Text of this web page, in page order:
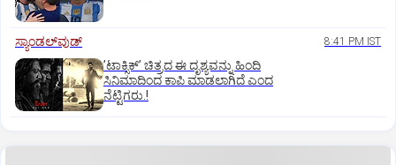
ಸ್ಯಾಂಡಲ್‌ವುಡ್‌ 8:41 PM IST
ʼಟಾಕ್ಸಿಕ್‌ʼ ಚಿತ್ರದ ಈ ದೃಶ್ಯವನ್ನು ಹಿಂದಿ
ಸಿನಿಮಾದಿಂದ ಕಾಪಿ ಮಾಡಲಾಗಿದೆ ಎಂದ
ನೆಟ್ಟಿಗರು.!